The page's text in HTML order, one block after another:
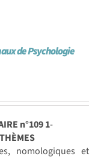
de Psychologie
n°1091-
THÈMES
nomologiques et